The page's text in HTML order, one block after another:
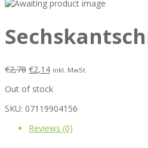
€2,78 €2,14 inkl. MwSt
Out of stock
SKU: 07119904156
Reviews (0)